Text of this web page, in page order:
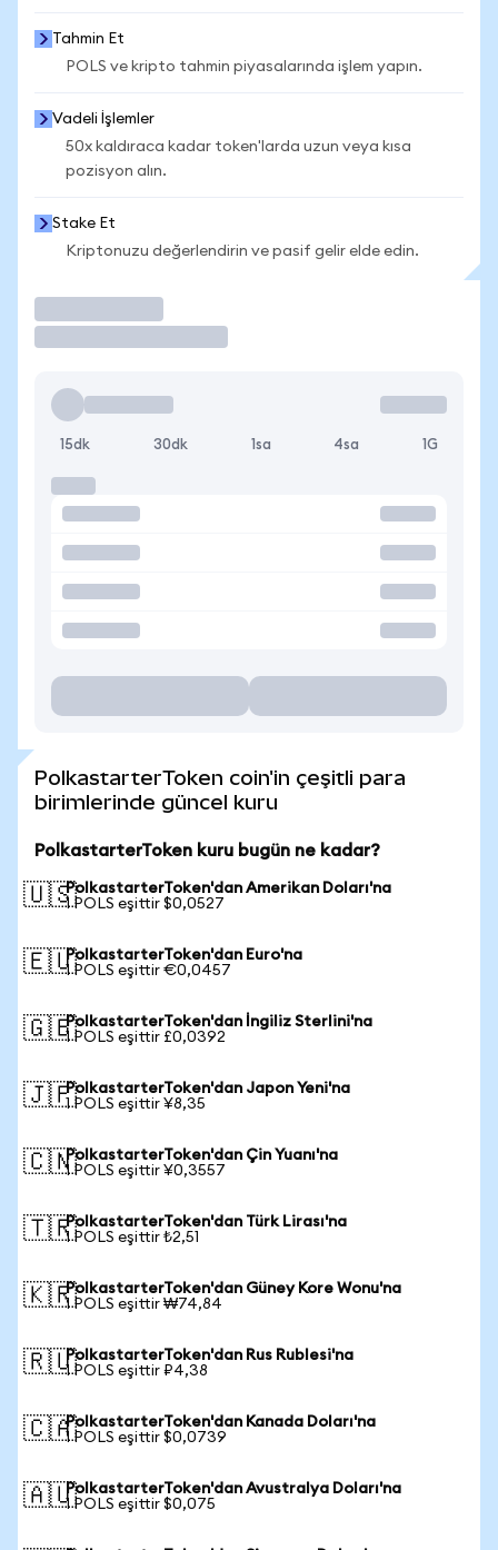
Tahmin Et
POLS ve kripto tahmin piyasalarında işlem yapın.
Vadeli İşlemler
50x kaldıraca kadar token'larda uzun veya kısa
pozisyon alın.
Stake Et
Kriptonuzu değerlendirin ve pasif gelir elde edin.
15dk 30dk 1sa 4sa 1G
PolkastarterToken coin'in çeşitli para
birimlerinde güncel kuru
PolkastarterToken kuru bugün ne kadar?
🇺🇸PolkastarterToken'dan Amerikan Doları'na
1 POLS eşittir $0,0527
🇪🇺PolkastarterToken'dan Euro'na
1 POLS eşittir €0,0457
🇬🇧PolkastarterToken'dan İngiliz Sterlini'na
1 POLS eşittir £0,0392
🇯🇵PolkastarterToken'dan Japon Yeni'na
1 POLS eşittir ¥8,35
🇨🇳PolkastarterToken'dan Çin Yuanı'na
1 POLS eşittir ¥0,3557
🇹🇷PolkastarterToken'dan Türk Lirası'na
1 POLS eşittir ₺2,51
🇰🇷PolkastarterToken'dan Güney Kore Wonu'na
1 POLS eşittir ₩74,84
🇷🇺PolkastarterToken'dan Rus Rublesi'na
1 POLS eşittir ₽4,38
🇨🇦PolkastarterToken'dan Kanada Doları'na
1 POLS eşittir $0,0739
🇦🇺PolkastarterToken'dan Avustralya Doları'na
1 POLS eşittir $0,075